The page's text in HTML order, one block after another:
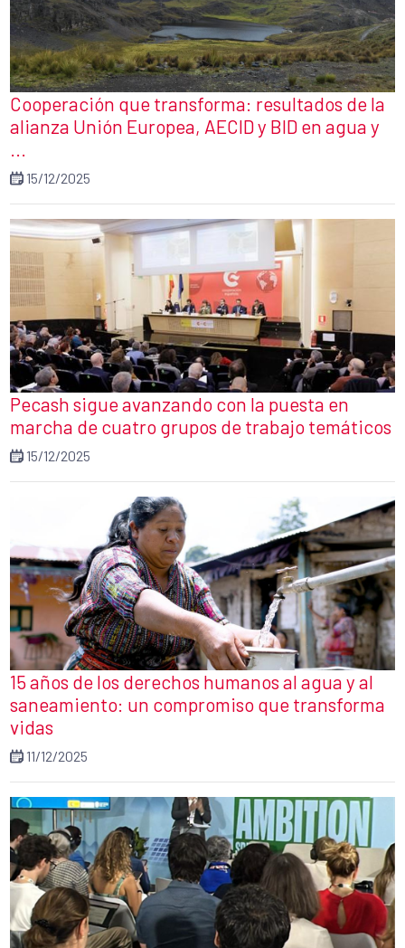
Cooperación que transforma: resultados de la
alianza Unión Europea, AECID y BID en agua y
...
15/12/2025
Pecash sigue avanzando con la puesta en
marcha de cuatro grupos de trabajo temáticos
15/12/2025
15 años de los derechos humanos al agua y al
saneamiento: un compromiso que transforma
vidas
11/12/2025